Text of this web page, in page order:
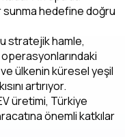
sunma hedefine doğru
stratejik hamle,
operasyonlarındaki
ülkenin küresel yeşil
artırıyor.
üretimi, Türkiye
önemli katkılar